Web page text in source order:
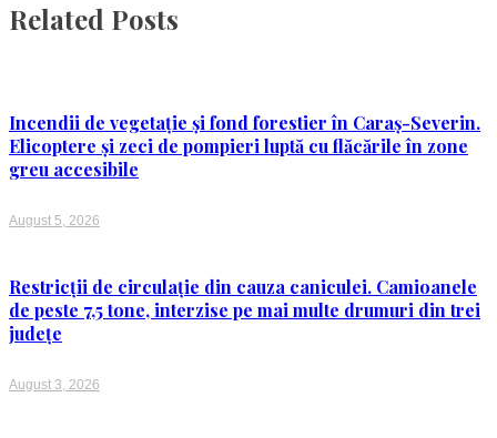
Related Posts
Incendii de vegetație și fond forestier în Caraș-Severin.
Elicoptere și zeci de pompieri luptă cu flăcările în zone
greu accesibile
August 5, 2026
Restricții de circulație din cauza caniculei. Camioanele
de peste 7,5 tone, interzise pe mai multe drumuri din trei
județe
August 3, 2026